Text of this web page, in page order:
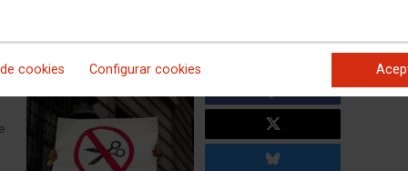
cookies Configurar cookies
a participar en las movilizaciones convocadas por
la población a acudir masivamente a las mismas.